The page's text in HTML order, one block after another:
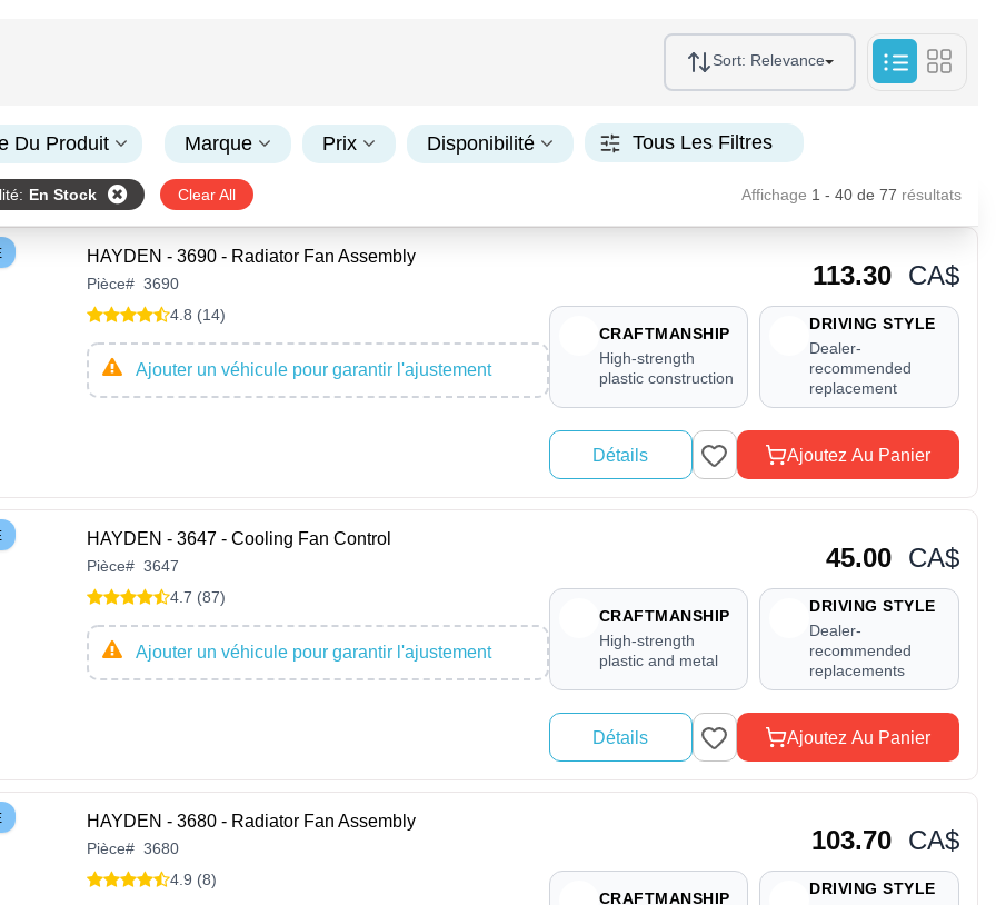
Sort: Relevance
Du Produit Marque Prix Disponibilité Tous Les Filtres
: En Stock Clear All Affichage 1 - 40 de 77 résultats
HAYDEN - 3690 - Radiator Fan Assembly
Pièce# 3690
4.8 (14)
Ajouter un véhicule pour garantir l'ajustement
113.30 CA$
CRAFTMANSHIP
High-strength
plastic construction
DRIVING STYLE
Dealer-
recommended
replacement
Détails Ajoutez Au Panier
HAYDEN - 3647 - Cooling Fan Control
Pièce# 3647
4.7 (87)
Ajouter un véhicule pour garantir l'ajustement
45.00 CA$
CRAFTMANSHIP
High-strength
plastic and metal
DRIVING STYLE
Dealer-
recommended
replacements
Détails Ajoutez Au Panier
HAYDEN - 3680 - Radiator Fan Assembly
Pièce# 3680
4.9 (8)
103.70 CA$
CRAFTMANSHIP
DRIVING STYLE